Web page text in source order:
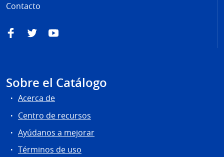
Contacto
FacebookTwitterYouTube
Sobre el Catálogo
Acerca de
Centro de recursos
Ayúdanos a mejorar
Términos de uso